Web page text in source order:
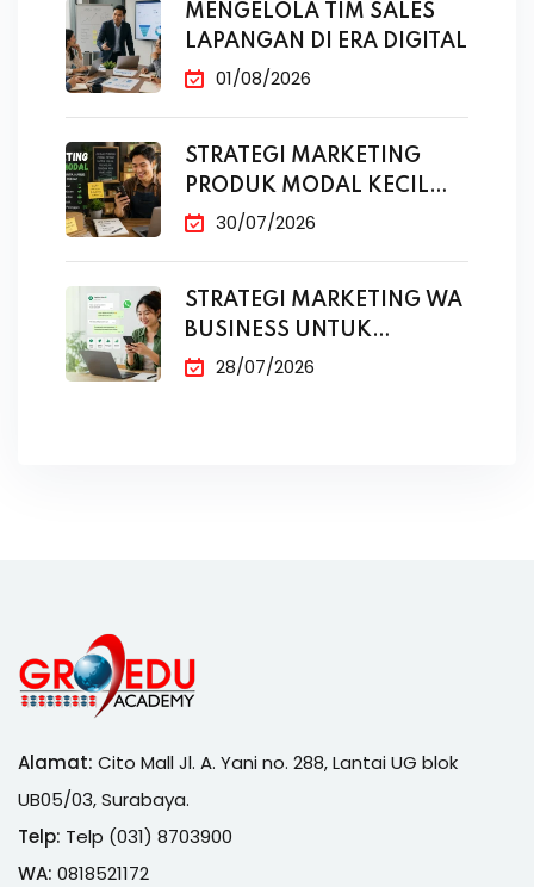
MENGELOLA TIM SALES
LAPANGAN DI ERA DIGITAL
01/08/2026
STRATEGI MARKETING
PRODUK MODAL KECIL
TANPA IKLAN
30/07/2026
STRATEGI MARKETING WA
BUSINESS UNTUK
PENJUALAN
28/07/2026
Alamat: Cito Mall Jl. A. Yani no. 288, Lantai UG blok
UB05/03, Surabaya.
Telp: Telp (031) 8703900
WA: 0818521172